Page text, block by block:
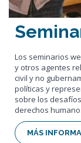
Los seminarios
y otros agentes
civil y no
políticas y
sobre los
derechos
MÁS